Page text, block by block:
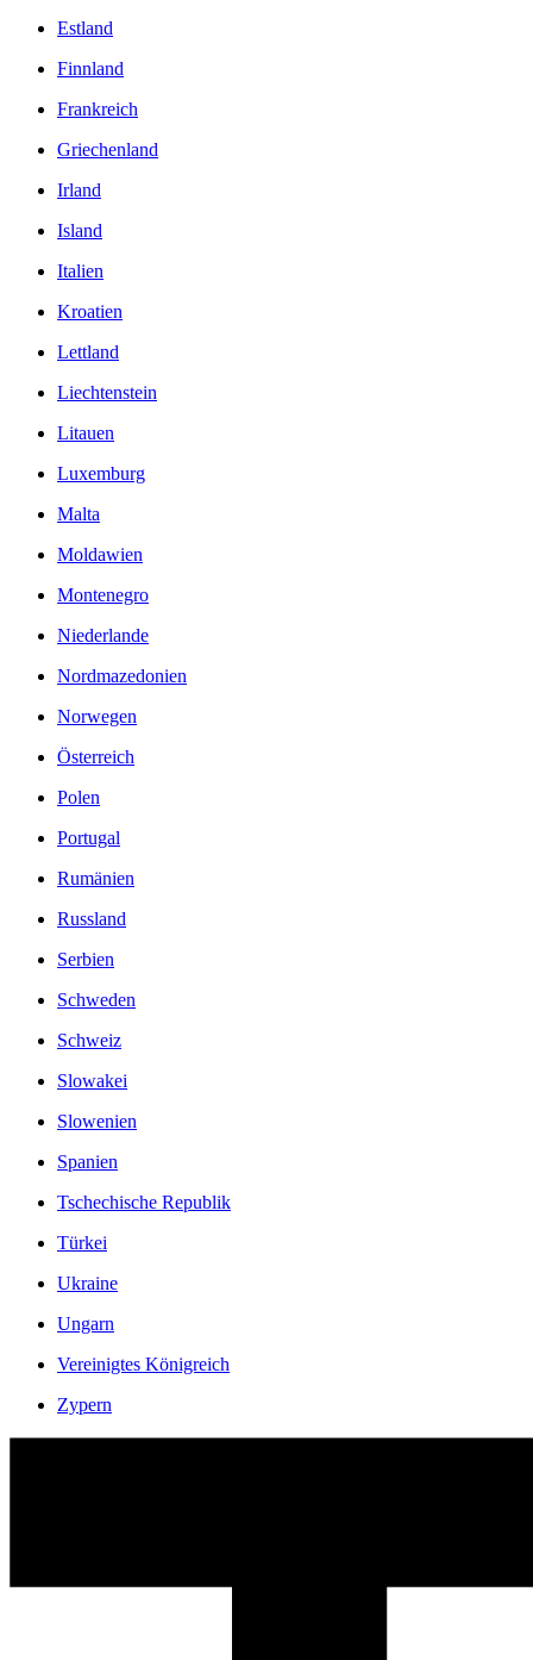
Estland
Finnland
Frankreich
Griechenland
Irland
Island
Italien
Kroatien
Lettland
Liechtenstein
Litauen
Luxemburg
Malta
Moldawien
Montenegro
Niederlande
Nordmazedonien
Norwegen
Österreich
Polen
Portugal
Rumänien
Russland
Serbien
Schweden
Schweiz
Slowakei
Slowenien
Spanien
Tschechische Republik
Türkei
Ukraine
Ungarn
Vereinigtes Königreich
Zypern